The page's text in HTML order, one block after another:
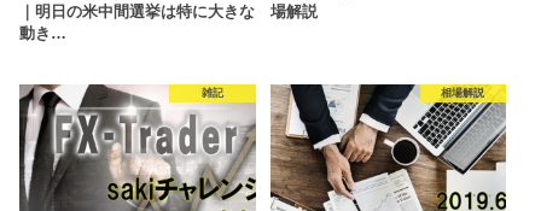
｜明日の米中間選挙は特に大きな
動き…
場解説
雑記 相場解説